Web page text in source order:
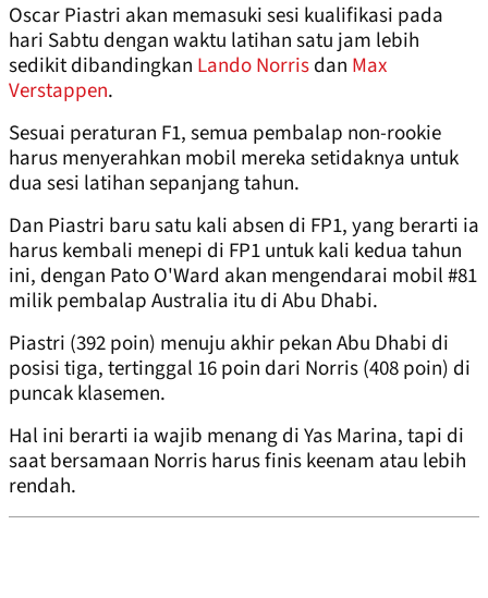
Oscar Piastri akan memasuki sesi kualifikasi pada
hari Sabtu dengan waktu latihan satu jam lebih
sedikit dibandingkan Lando Norrisdan Max
Verstappen.
Sesuai peraturan F1, semua pembalap non-rookie
harus menyerahkan mobil mereka setidaknya untuk
dua sesi latihan sepanjang tahun.
Dan Piastri baru satu kali absen di FP1, yang berarti ia
harus kembali menepi di FP1 untuk kali kedua tahun
ini, dengan Pato O'Ward akan mengendarai mobil #81
milik pembalap Australia itu di Abu Dhabi.
Piastri (392 poin) menuju akhir pekan Abu Dhabi di
posisi tiga, tertinggal 16 poin dari Norris (408 poin) di
puncak klasemen.
Hal ini berarti ia wajib menang di Yas Marina, tapi di
saat bersamaan Norris harus finis keenam atau lebih
rendah.